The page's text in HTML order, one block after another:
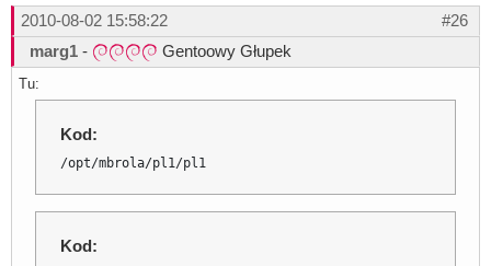
#26
2010-08-02 15:58:22
marg1 - Gentoowy Głupek
Tu:
Kod:
/opt/mbrola/pl1/pl1
Kod: